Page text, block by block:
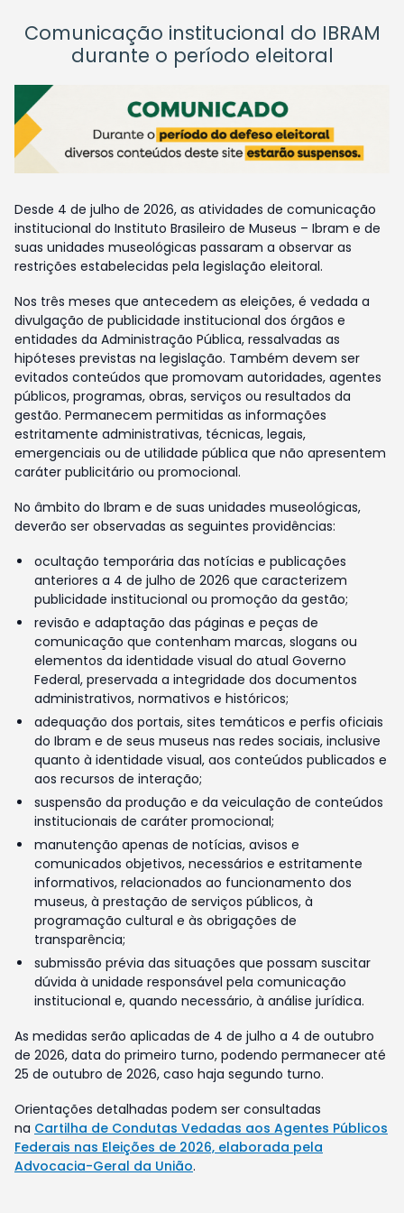
Comunicação institucional do IBRAM
durante o período eleitoral
Desde 4 de julho de 2026, as atividades de comunicação
institucional do Instituto Brasileiro de Museus – Ibram e de
suas unidades museológicas passaram a observar as
restrições estabelecidas pela legislação eleitoral.
Nos três meses que antecedem as eleições, é vedada a
divulgação de publicidade institucional dos órgãos e
entidades da Administração Pública, ressalvadas as
hipóteses previstas na legislação. Também devem ser
evitados conteúdos que promovam autoridades, agentes
públicos, programas, obras, serviços ou resultados da
gestão. Permanecem permitidas as informações
estritamente administrativas, técnicas, legais,
emergenciais ou de utilidade pública que não apresentem
caráter publicitário ou promocional.
No âmbito do Ibram e de suas unidades museológicas,
deverão ser observadas as seguintes providências:
ocultação temporária das notícias e publicações
anteriores a 4 de julho de 2026 que caracterizem
publicidade institucional ou promoção da gestão;
revisão e adaptação das páginas e peças de
comunicação que contenham marcas, slogans ou
elementos da identidade visual do atual Governo
Federal, preservada a integridade dos documentos
administrativos, normativos e históricos;
adequação dos portais, sites temáticos e perfis oficiais
do Ibram e de seus museus nas redes sociais, inclusive
quanto à identidade visual, aos conteúdos publicados e
aos recursos de interação;
suspensão da produção e da veiculação de conteúdos
institucionais de caráter promocional;
manutenção apenas de notícias, avisos e
comunicados objetivos, necessários e estritamente
informativos, relacionados ao funcionamento dos
museus, à prestação de serviços públicos, à
programação cultural e às obrigações de
transparência;
submissão prévia das situações que possam suscitar
dúvida à unidade responsável pela comunicação
institucional e, quando necessário, à análise jurídica.
As medidas serão aplicadas de 4 de julho a 4 de outubro
de 2026, data do primeiro turno, podendo permanecer até
25 de outubro de 2026, caso haja segundo turno.
Orientações detalhadas podem ser consultadas
na Cartilha de Condutas Vedadas aos Agentes Públicos
Federais nas Eleições de 2026, elaborada pela
Advocacia-Geral da União.